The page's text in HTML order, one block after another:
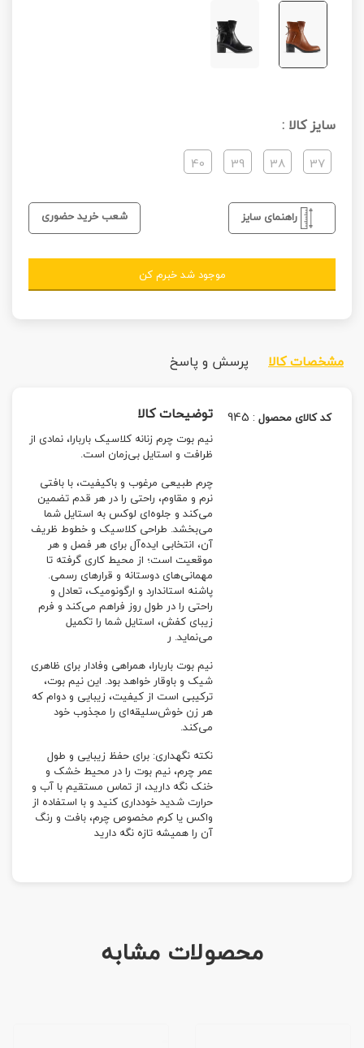
سایز کالا :
37
38
39
40
راهنمای سایز شعب خرید حضوری
موجود شد خبرم کن
مشخصات کالا پرسش و پاسخ
کد کالای محصول :
945 توضیحات کالا
نیم بوت چرم زنانه کلاسیک باربارا، نمادی از
ظرافت و استایل بی‌زمان است.
چرم طبیعی مرغوب و باکیفیت، با بافتی
نرم و مقاوم، راحتی را در هر قدم تضمین
می‌کند و جلوه‌ای لوکس به استایل شما
می‌بخشد. طراحی کلاسیک و خطوط ظریف
آن، انتخابی ایده‌آل برای هر فصل و هر
موقعیت است؛ از محیط کاری گرفته تا
مهمانی‌های دوستانه و قرارهای رسمی.
پاشنه استاندارد و ارگونومیک، تعادل و
راحتی را در طول روز فراهم می‌کند و فرم
زیبای کفش، استایل شما را تکمیل
می‌نماید. ر
نیم بوت باربارا، همراهی وفادار برای ظاهری
شیک و باوقار خواهد بود. این نیم بوت،
ترکیبی است از کیفیت، زیبایی و دوام که
هر زن خوش‌سلیقه‌ای را مجذوب خود
می‌کند.
نکته نگهداری: برای حفظ زیبایی و طول
عمر چرم، نیم بوت را در محیط خشک و
خنک نگه دارید، از تماس مستقیم با آب و
حرارت شدید خودداری کنید و با استفاده از
واکس یا کرم مخصوص چرم، بافت و رنگ
آن را همیشه تازه نگه دارید
محصولات مشابه